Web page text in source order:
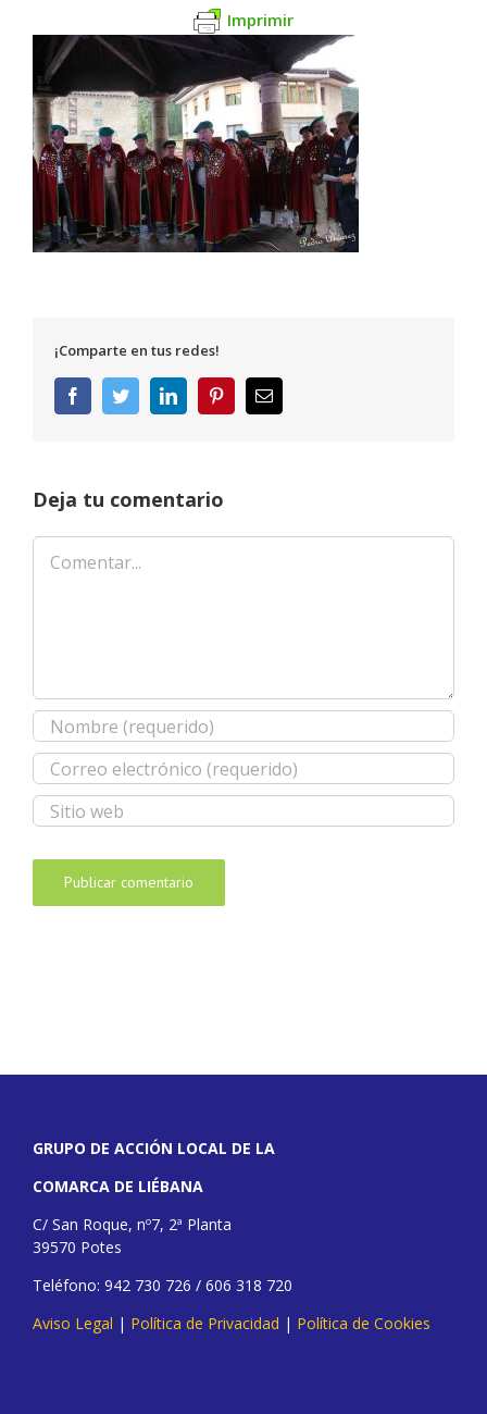
Imprimir
¡Comparte en tus redes!
FacebookTwitterLinkedInPinterestCorreo
electrónico
Deja tu comentario
Comentar
GRUPO DE ACCIÓN LOCAL DE LA
COMARCA DE LIÉBANA
C/ San Roque, nº7, 2ª Planta
39570 Potes
Teléfono: 942 730 726 / 606 318 720
Aviso Legal | Política de Privacidad | Política de Cookies